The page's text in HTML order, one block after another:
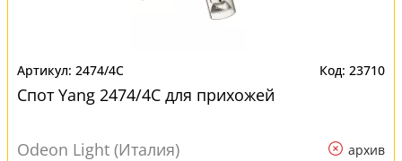
2474/4C 23710
Спот Yang 2474/4C для прихожей
Odeon Light (Италия) архив